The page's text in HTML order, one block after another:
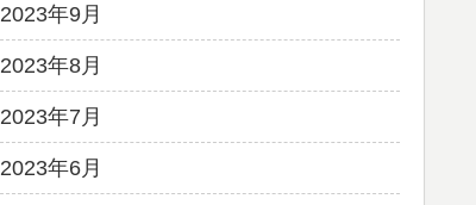
2023年9月
2023年8月
2023年7月
2023年6月